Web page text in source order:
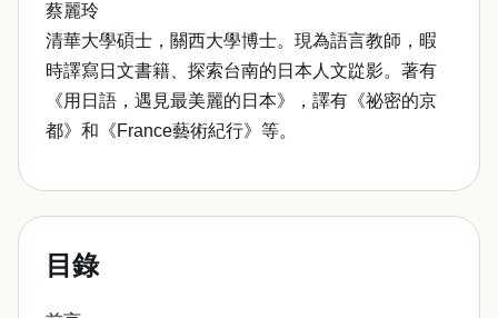
蔡麗玲
清華大學碩士，關西大學博士。現為語言教師，暇
時譯寫日文書籍、探索台南的日本人文踨影。著有
《用日語，遇見最美麗的日本》，譯有《祕密的京
都》和《France藝術紀行》等。
目錄